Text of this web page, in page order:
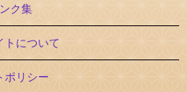
ク集
トについて
ポリシー